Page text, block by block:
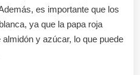
es importante que los
ya que la papa roja
y azúcar, lo que puede